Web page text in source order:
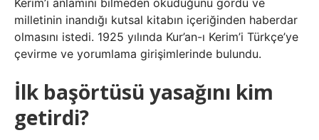
Kerim’i anlamını bilmeden okuduğunu gördü ve
milletinin inandığı kutsal kitabın içeriğinden haberdar
olmasını istedi. 1925 yılında Kur’an-ı Kerim’i Türkçe’ye
çevirme ve yorumlama girişimlerinde bulundu.
İlk başörtüsü yasağını kim
getirdi?